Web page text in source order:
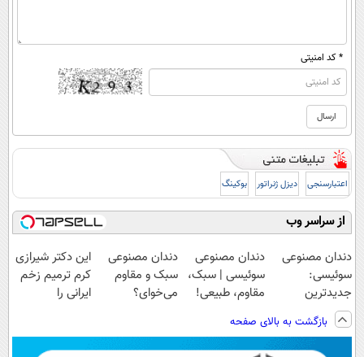
* کد امنیتی
اعتبارسنجی دیزل ژنراتور بوکینگ
از سراسر وب
دندان مصنوعی
سوئیسی:
جدیدترین
فناوری اروپا،
سبک و مقاوم |
پرداخت قسطی
دندان مصنوعی
سوئیسی | سبک،
مقاوم، طبیعی!
رایگان+پرداخت
اقساطی😍
دندان مصنوعی
سبک و مقاوم
می‌خوای؟
📍تهران
این دکتر شیرازی
کرم ترمیم زخم
ایرانی را
بازگشت به بالای صفحه